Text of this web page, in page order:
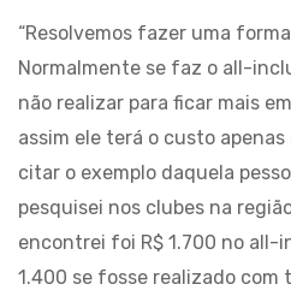
“Resolvemos fazer uma
Normalmente se faz o all-
não realizar para ficar mais
assim ele terá o custo
citar o exemplo daquela
pesquisei nos clubes na
encontrei foi R$ 1.700 no all-
1.400 se fosse realizado com